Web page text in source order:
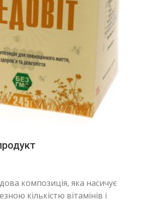
композиція, яка насичує
кількістю вітамінів і